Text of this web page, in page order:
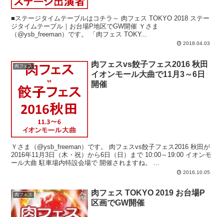
■ステージタイムテーブルはコチラ～ 肉フェス TOKYO 2018 ステー
ジタイムテーブル｜お台場P地区でGW開催 Ｙさま
（@ysb_freeman）です。 「肉フェス TOKY...
2018.04.03
肉フェス
肉フェスvs餃子フェス2016 秋田
イオンモール大曲で11月3～6日
開催
Ｙさま（@ysb_freeman）です。 肉フェスvs餃子フェス2016 秋田が
2016年11月3日（木・祝）から6日（日）まで 10:00～19:00 イオンモ
ール大曲 駐車場内特設会場で 開催されますね。 ...
2016.10.05
肉フェス
肉フェス TOKYO 2019 お台場P
区画でGW開催